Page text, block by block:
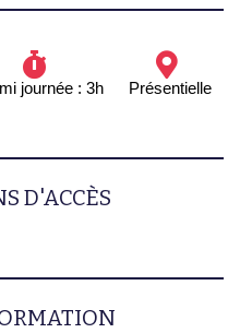
journée : 3h
Présentielle
D'ACCÈS